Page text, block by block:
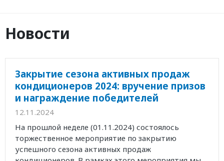
Новости
Закрытие сезона активных продаж
кондиционеров 2024: вручение призов
и награждение победителей
12.11.2024
На прошлой неделе (01.11.2024) состоялось
торжественное мероприятие по закрытию
успешного сезона активных продаж